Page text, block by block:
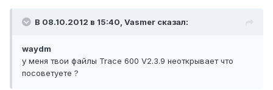
В 08.10.2012 в 15:40, Vasmer сказал:
waydm
у меня твои файлы Trace 600 V2.3.9 неоткрывает что
посоветуете ?